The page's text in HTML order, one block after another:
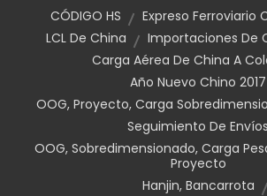
CÓDIGO HS
Expreso Ferroviario
LCL De China
Importaciones De
Carga Aérea De China A
Año Nuevo Chino 2017
OOG, Proyecto, Carga
Seguimiento De Envíos
OOG, Sobredimensionado, Carga
Proyecto
Hanjin, Bancarrota